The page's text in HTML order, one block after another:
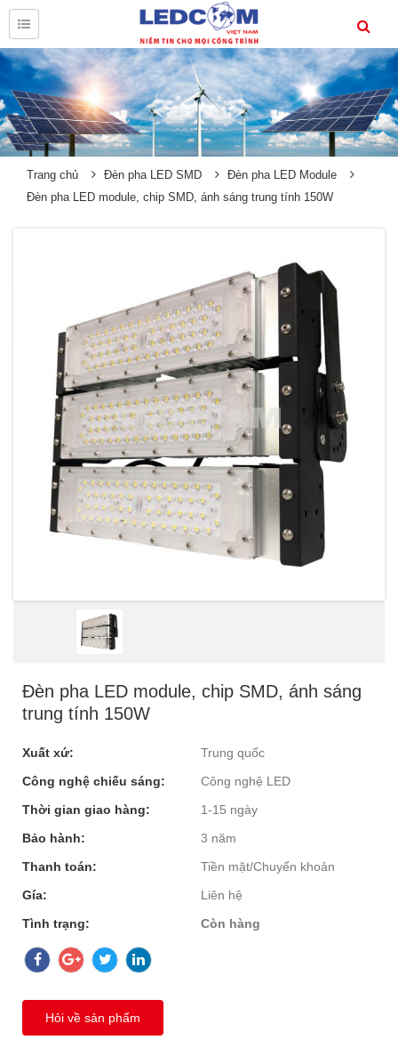
Trang chủ Đèn pha LED SMD
Đèn pha LED Module
Đèn pha LED module, chip SMD, ánh sáng trung tính 150W
Đèn pha LED module, chip SMD, ánh sáng
trung tính 150W
Xuất xứ:
Trung quốc
Công nghệ chiếu sáng:
Công nghệ LED
Thời gian giao hàng:
1-15 ngày
Bảo hành:
3 năm
Thanh toán:
Tiền mặt/Chuyển khoản
Gía:
Liên hệ
Tình trạng:
Còn hàng
Hỏi về sản phẩm